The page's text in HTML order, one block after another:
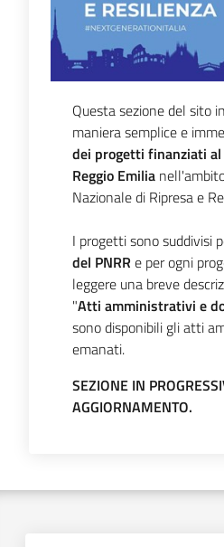
Questa sezione del sito
maniera semplice e
dei progetti finanziati al
Reggio Emilia
Nazionale di Ripresa e
I progetti sono suddivisi
del PNRRe per ogni
leggere una breve
"Atti amministrativi e
sono disponibili gli atti
emanati.
SEZIONE IN
AGGIORNAMENTO.